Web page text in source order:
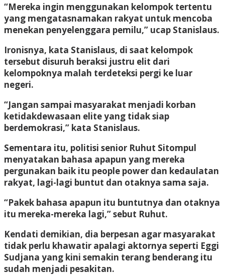
“Mereka ingin menggunakan kelompok tertentu
yang mengatasnamakan rakyat untuk mencoba
menekan penyelenggara pemilu,” ucap Stanislaus.
Ironisnya, kata Stanislaus, di saat kelompok
tersebut disuruh beraksi justru elit dari
kelompoknya malah terdeteksi pergi ke luar
negeri.
“Jangan sampai masyarakat menjadi korban
ketidakdewasaan elite yang tidak siap
berdemokrasi,” kata Stanislaus.
Sementara itu, politisi senior Ruhut Sitompul
menyatakan bahasa apapun yang mereka
pergunakan baik itu people power dan kedaulatan
rakyat, lagi-lagi buntut dan otaknya sama saja.
“Pakek bahasa apapun itu buntutnya dan otaknya
itu mereka-mereka lagi,” sebut Ruhut.
Kendati demikian, dia berpesan agar masyarakat
tidak perlu khawatir apalagi aktornya seperti Eggi
Sudjana yang kini semakin terang benderang itu
sudah menjadi pesakitan.